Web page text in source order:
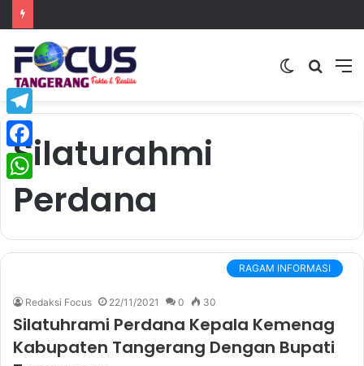
Switch
Silaturahmi
Perdana
RAGAM INFORMASI
Redaksi Focus 22/11/2021 0 30
Silatuhrami Perdana Kepala Kemenag
Kabupaten Tangerang Dengan Bupati
Telegram
Facebook
WhatsApp